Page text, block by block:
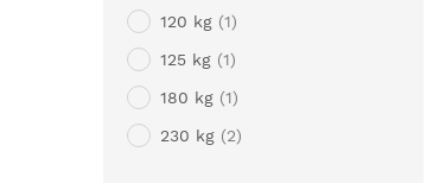
120 kg
1
125 kg
1
180 kg
1
230 kg
2